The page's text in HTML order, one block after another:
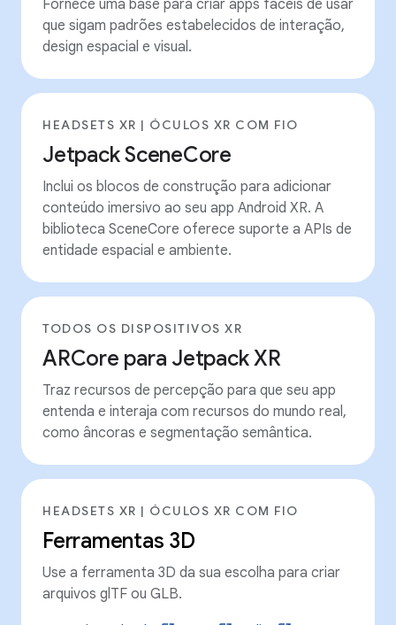
Fornece uma base para criar apps fáceis de usar
que sigam padrões estabelecidos de interação,
design espacial e visual.
HEADSETS XR | ÓCULOS XR COM FIO
Jetpack SceneCore
Inclui os blocos de construção para adicionar
conteúdo imersivo ao seu app Android XR. A
biblioteca SceneCore oferece suporte a APIs de
entidade espacial e ambiente.
TODOS OS DISPOSITIVOS XR
ARCore para Jetpack XR
Traz recursos de percepção para que seu app
entenda e interaja com recursos do mundo real,
como âncoras e segmentação semântica.
HEADSETS XR | ÓCULOS XR COM FIO
Ferramentas 3D
Use a ferramenta 3D da sua escolha para criar
arquivos glTF ou GLB.